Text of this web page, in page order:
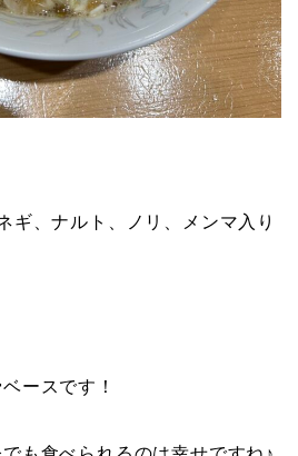
ギ、ナルト、ノリ、メンマ入り
ースです！